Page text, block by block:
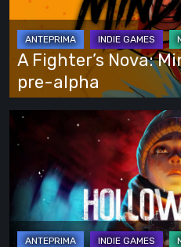
Provata
la
alpha
A Fighter’s Nova:
pre-alpha
Hollow
Home
Anteprima:
l’ultimo
giorno